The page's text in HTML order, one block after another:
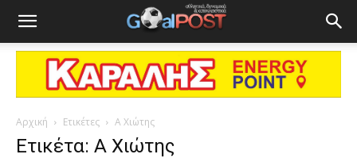
Αρχική Ετικέτες Α Χιώτης
Ετικέτα: Α Χιώτης